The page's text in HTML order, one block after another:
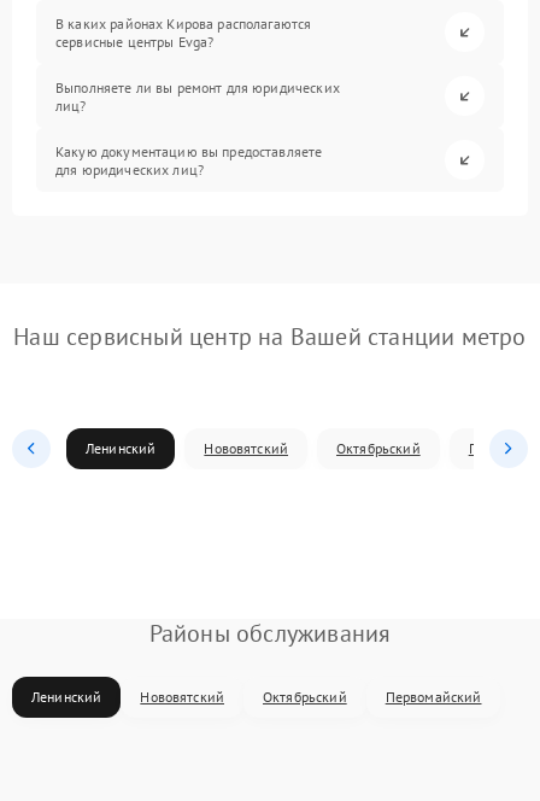
В каких районах Кирова располагаются
сервисные центры Evga?
Выполняете ли вы ремонт для юридических
лиц?
Какую документацию вы предоставляете
для юридических лиц?
Наш сервисный центр на Вашей станции метро
Ленинский Нововятский Октябрьский
Районы обслуживания
Ленинский Нововятский Октябрьский Первомайский